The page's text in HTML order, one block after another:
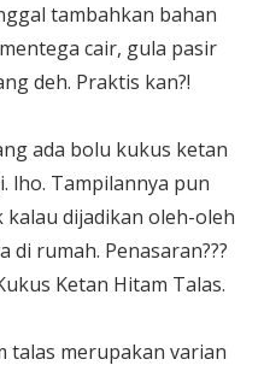
tambahkan bahan
cair, gula pasir
deh. Praktis kan?!
ada bolu kukus ketan
lho. Tampilannya pun
kalau dijadikan oleh-oleh
rumah. Penasaran???
Ketan Hitam Talas.
talas merupakan varian